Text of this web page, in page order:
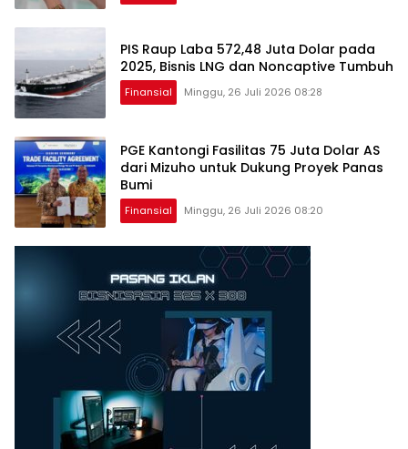
PIS Raup Laba 572,48 Juta Dolar pada
2025, Bisnis LNG dan Noncaptive Tumbuh
Finansial Minggu, 26 Juli 2026 08:28
PGE Kantongi Fasilitas 75 Juta Dolar AS
dari Mizuho untuk Dukung Proyek Panas
Bumi
Finansial Minggu, 26 Juli 2026 08:20